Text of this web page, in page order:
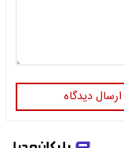
ارسال دیدگاه